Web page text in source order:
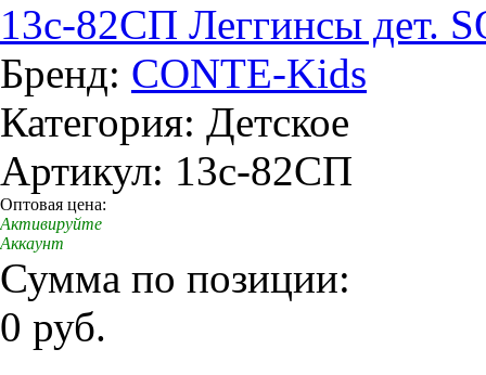
13c-82СП Леггинсы дет.
Бренд: CONTE-Kids
Категория: Детское
Артикул: 13c-82СП
Оптовая цена:
Активируйте
Аккаунт
Сумма по позиции:
0 руб.